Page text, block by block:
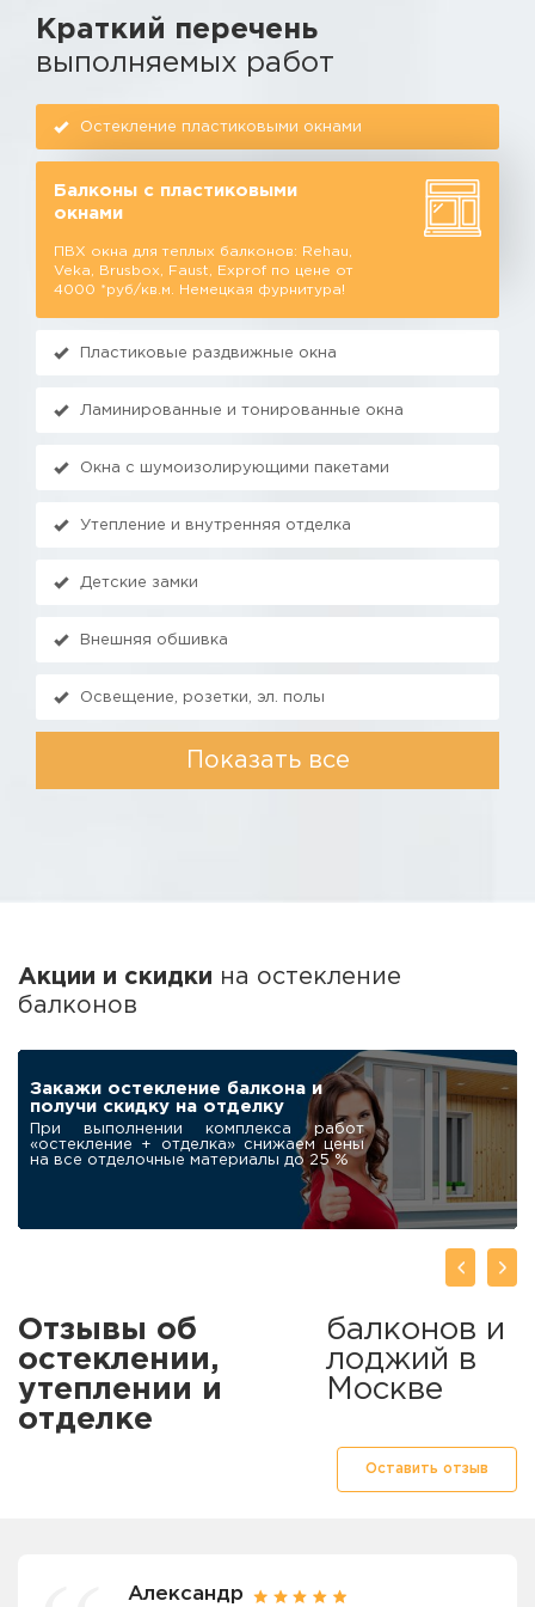
Краткий перечень
выполняемых работ
Остекление пластиковыми окнами
Балконы с пластиковыми
окнами
ПВХ окна для теплых балконов: Rehau,
Veka, Brusbox, Faust, Exprof по цене от
4000 *руб/кв.м. Немецкая фурнитура!
Пластиковые раздвижные окна
Ламинированные и тонированные окна
Окна с шумоизолирующими пакетами
Утепление и внутренняя отделка
Детские замки
Внешняя обшивка
Освещение, розетки, эл. полы
Показать все
Акции и скидки на остекление
балконов
Робот-мойщик для
окон в подарокнашим клиентам
При заказе остекления балкона под
ключ дарим современный
автоматический мойщик окон
ПОДАРОК
Отзывы об
остеклении,
утеплении и
отделке
балконов и
лоджий в
Москве
Оставить отзыв
Александр